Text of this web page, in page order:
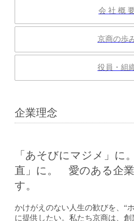
会 社 概
京商の歩
役員・組
企業理念
「あそびにマジメ」に
直」に。 愛のある企業
す。
かけがえのない人生の歓びを、“
に提供したい。私たち京商は、